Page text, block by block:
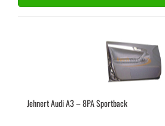
Jeh­nert Audi A3 – 8PA Sport­back